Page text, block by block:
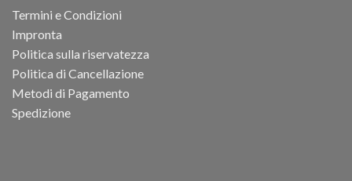
Termini e Condizioni
Impronta
Politica sulla riservatezza
Politica di Cancellazione
Metodi di Pagamento
Spedizione